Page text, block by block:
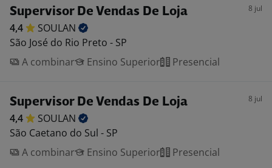
Supervisor De Vendas De Loja 8 jul
4,4
SOULAN
São José do Rio Preto - SP
A combinar
Ensino Superior Presencial
Supervisor De Vendas De Loja 8 jul
4,4
SOULAN
São Caetano do Sul - SP
A combinar
Ensino Superior Presencial